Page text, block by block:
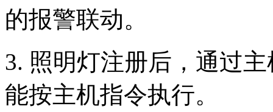
的报警联动。
3. 照明灯注册后，通过
能按主机指令执行。